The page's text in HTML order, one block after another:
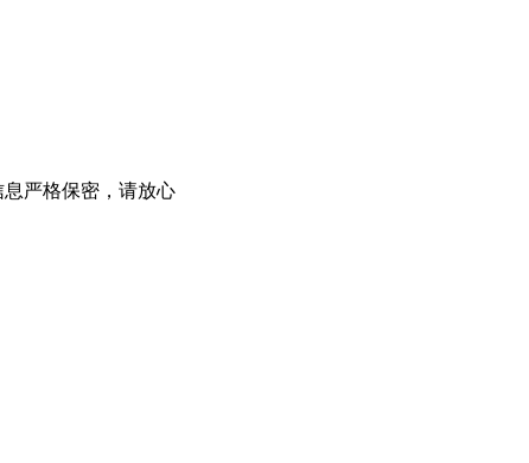
严格保密，请放心